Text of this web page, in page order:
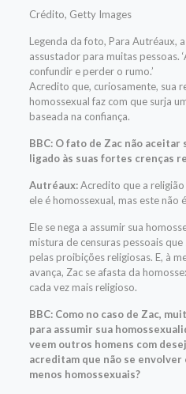
Crédito, Getty Images
Legenda da foto, Para Autréaux,
assustador para muitas pessoas.
confundir e perder o rumo.’
Acredito que, curiosamente, sua
homossexual faz com que surja
baseada na confiança.
BBC: O fato de Zac não
ligado às suas fortes crenças
Autréaux:Acredito que a
ele é homossexual, mas este não
Ele se nega a assumir sua
mistura de censuras pessoais
pelas proibições religiosas. E, à
avança, Zac se afasta da
cada vez mais religioso.
BBC: Como no caso de Zac,
para assumir sua
veem outros homens com
acreditam que não se
menos homossexuais?